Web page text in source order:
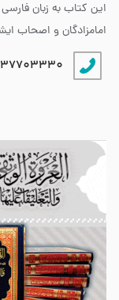
این کتاب به زبان
امامزادگان و اصحاب